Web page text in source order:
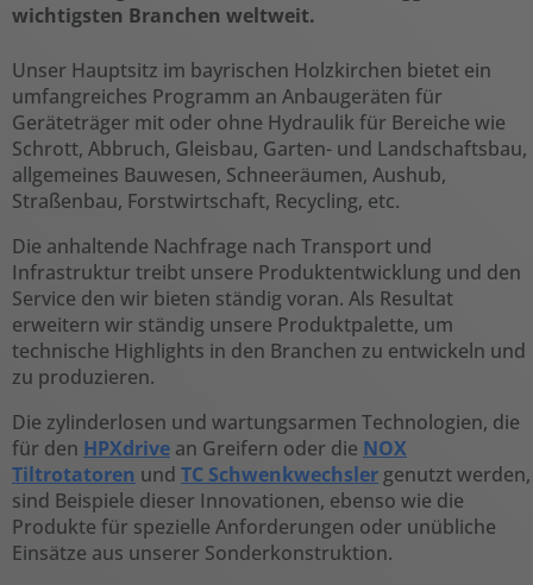
wichtigsten Branchen weltweit.
Unser Hauptsitz im bayrischen Holzkirchen bietet ein
umfangreiches Programm an Anbaugeräten für
Geräteträger mit oder ohne Hydraulik für Bereiche wie
Schrott, Abbruch, Gleisbau, Garten- und Landschaftsbau,
allgemeines Bauwesen, Schneeräumen, Aushub,
Straßenbau, Forstwirtschaft, Recycling, etc.
Die anhaltende Nachfrage nach Transport und
Infrastruktur treibt unsere Produktentwicklung und den
Service den wir bieten ständig voran. Als Resultat
erweitern wir ständig unsere Produktpalette, um
technische Highlights in den Branchen zu entwickeln und
zu produzieren.
Die zylinderlosen und wartungsarmen Technologien, die
für den HPXdrive an Greifern oder die NOX
Tiltrotatoren und TC Schwenkwechsler genutzt werden,
sind Beispiele dieser Innovationen, ebenso wie die
Produkte für spezielle Anforderungen oder unübliche
Einsätze aus unserer Sonderkonstruktion.